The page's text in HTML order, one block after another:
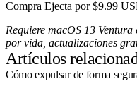
Compra Ejecta por $9.99
Requiere macOS 13
por vida, actualizaciones
Artículos
Cómo expulsar de forma